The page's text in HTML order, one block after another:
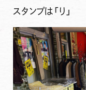
スタンプは 「り」